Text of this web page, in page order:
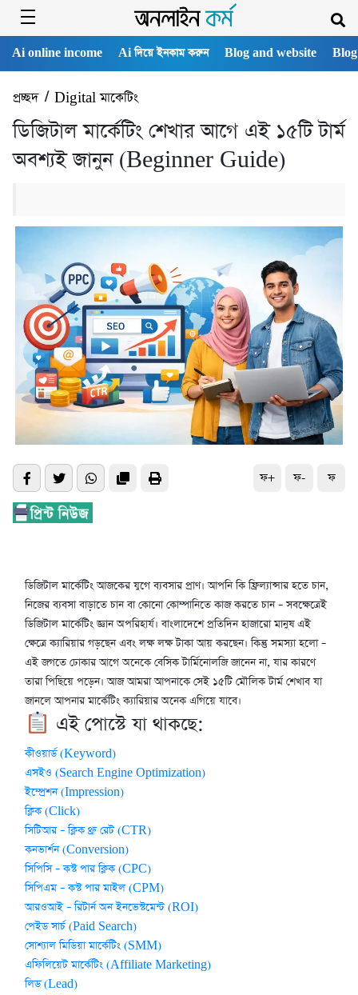
Ai online income Ai দিয়ে ইনকাম করুন Blog and website
প্রচ্ছদ/ Digital মাকেটিং
ডিজিটাল মার্কেটিং শেখার আগে এই ১৫টি টার্ম
অবশ্যই জানুন (Beginner Guide)
ফ+ ফ- ফ
ডিজিটাল মার্কেটিং আজকের যুগে ব্যবসার প্রাণ। আপনি কি ফ্রিল্যান্সার হতে চান,
নিজের ব্যবসা বাড়াতে চান বা কোনো কোম্পানিতে কাজ করতে চান – সবক্ষেত্রেই
ডিজিটাল মার্কেটিং জ্ঞান অপরিহার্য। বাংলাদেশে প্রতিদিন হাজারো মানুষ এই
ক্ষেত্রে ক্যারিয়ার গড়ছেন এবং লক্ষ লক্ষ টাকা আয় করছেন। কিন্তু সমস্যা হলো –
এই জগতে ঢোকার আগে অনেকে বেসিক টার্মিনোলজি জানেন না, যার কারণে
তারা পিছিয়ে পড়েন। আজ আমরা আপনাকে সেই ১৫টি মৌলিক টার্ম শেখাব যা
জানলে আপনার মার্কেটিং ক্যারিয়ার অনেক এগিয়ে যাবে।
এই পোস্টে যা থাকছে:
কীওয়ার্ড (Keyword)
এসইও (Search Engine Optimization)
ইম্প্রেশন (Impression)
ক্লিক (Click)
সিটিআর – ক্লিক থ্রু রেট (CTR)
কনভার্শন (Conversion)
সিপিসি – কস্ট পার ক্লিক (CPC)
সিপিএম – কস্ট পার মাইল (CPM)
আরওআই – রিটার্ন অন ইনভেস্টমেন্ট (ROI)
পেইড সার্চ (Paid Search)
সোশ্যাল মিডিয়া মার্কেটিং (SMM)
এফিলিয়েট মার্কেটিং (Affiliate Marketing)
লিড (Lead)